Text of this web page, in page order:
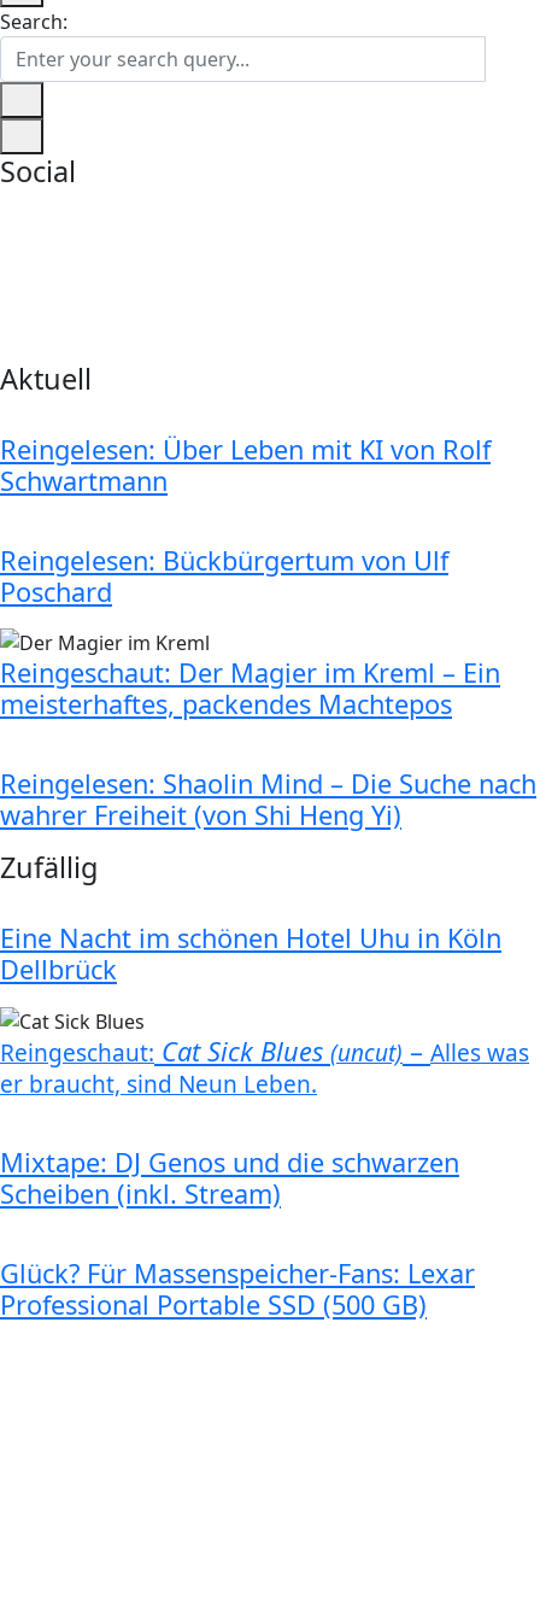
Search:
Social
Aktuell
Reingelesen: Über Leben mit KI von Rolf
Schwartmann
Reingelesen: Bückbürgertum von Ulf
Poschard
Reingeschaut: Der Magier im Kreml – Ein
meisterhaftes, packendes Machtepos
Reingelesen: Shaolin Mind – Die Suche nach
wahrer Freiheit (von Shi Heng Yi)
Zufällig
Eine Nacht im schönen Hotel Uhu in Köln
Dellbrück
Reingeschaut: Cat Sick Blues (uncut) – Alles was
er braucht, sind Neun Leben.
Mixtape: DJ Genos und die schwarzen
Scheiben (inkl. Stream)
Glück? Für Massenspeicher-Fans: Lexar
Professional Portable SSD (500 GB)